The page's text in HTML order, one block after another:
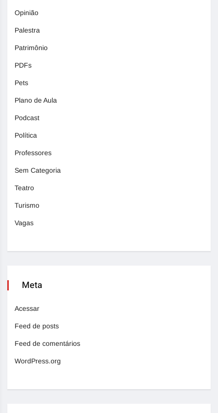
Opinião
Palestra
Patrimônio
PDFs
Pets
Plano de Aula
Podcast
Política
Professores
Sem Categoria
Teatro
Turismo
Vagas
Meta
Acessar
Feed de posts
Feed de comentários
WordPress.org